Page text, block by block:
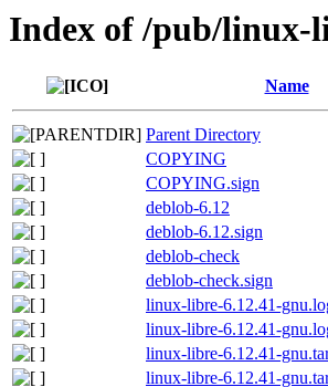
Index of /pub/linux-
Name
Parent Directory
COPYING
COPYING.sign
deblob-6.12
deblob-6.12.sign
deblob-check
deblob-check.sign
linux-libre-6.12.41-
linux-libre-6.12.41-
linux-libre-6.12.41-
linux-libre-6.12.41-